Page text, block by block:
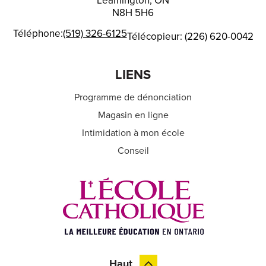
N8H 5H6
Téléphone:(519) 326-6125Télécopieur: (226) 620-0042
LIENS
Programme de dénonciation
Magasin en ligne
Intimidation à mon école
Conseil